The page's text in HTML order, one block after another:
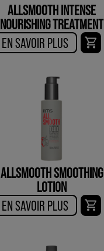
ALLSMOOTH INTENSE
NOURISHING TREATMENT
EN SAVOIR PLUS
ALLSMOOTH SMOOTHING
LOTION
EN SAVOIR PLUS